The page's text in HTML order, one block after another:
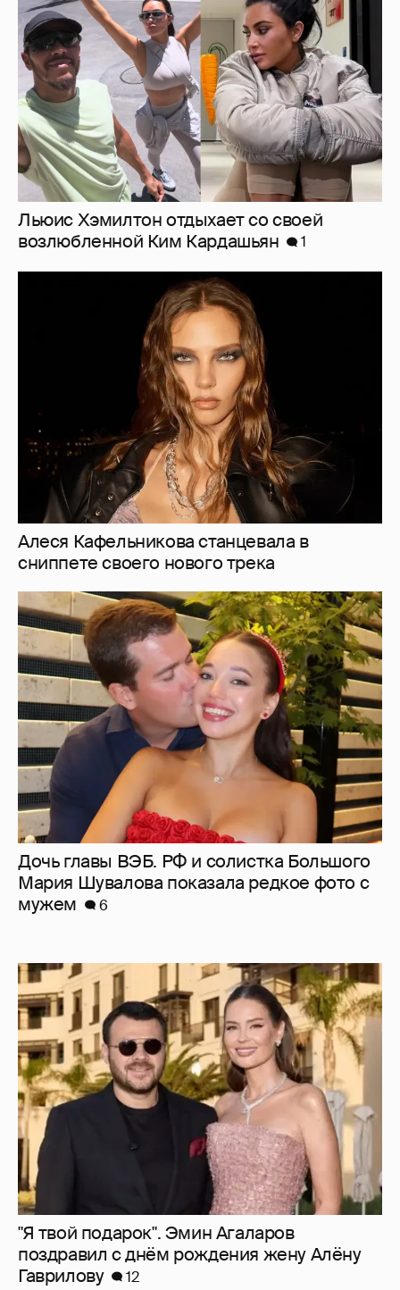
Льюис Хэмилтон отдыхает со своей
возлюбленной Ким Кардашьян
1
Алеся Кафельникова станцевала в
сниппете своего нового трека
Дочь главы ВЭБ. РФ и солистка Большого
Мария Шувалова показала редкое фото с
мужем
6
"Я твой подарок". Эмин Агаларов
поздравил с днём рождения жену Алёну
Гаврилову
12